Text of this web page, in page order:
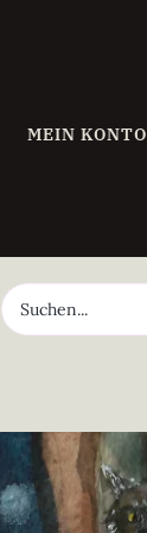
MEIN KONTO
Suche
nach: